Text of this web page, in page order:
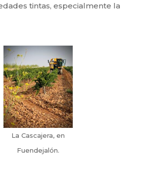
tintas, especialmente la
La Cascajera, en
Fuendejalón.